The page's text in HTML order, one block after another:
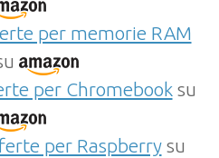
per memorie RAM
per Chromebooksu
per Raspberrysu